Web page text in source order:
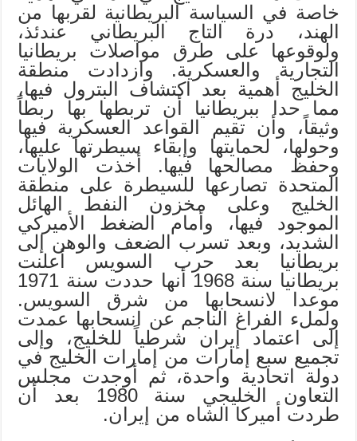
خاصة في السياسة البريطانية لقربها من
الهند، درة التاج البريطاني عندئذ،
ولوقوعها على طرق مواصلات بريطانيا
التجارية والعسكرية. وازدادت منطقة
الخليج أهمية بعد اكتشاف البترول فيها،
مما حدا ببريطانيا أن تربطها بها ربطاً
وثيقاً، وأن تقيم القواعد العسكرية فيها
وحولها، لحمايتها وإبقاء سيطرتها عليها،
وحفظ مصالحها فيها. أخذت الولايات
المتحدة تصارعها للسيطرة على منطقة
الخليج وعلى مخزون النفط الهائل
الموجود فيها، وأمام الضغط الأميركي
الشديد، وبعد تسرب الضعف والوهن إلى
بريطانيا بعد حرب السويس أعلنت
بريطانيا سنة 1968 أنها حددت سنة 1971
موعدا لانسحابها من شرق السويس.
ولملء الفراغ الناجم عن انسحابها عمدت
إلى اعتماد إيران شرطياً للخليج، وإلى
تجميع سبع إمارات من إمارات الخليج في
دولة اتحادية واحدة، ثم أوجدت مجلس
التعاون الخليجي سنة 1980 بعد أن
طردت أميركا الشاه من إيران.